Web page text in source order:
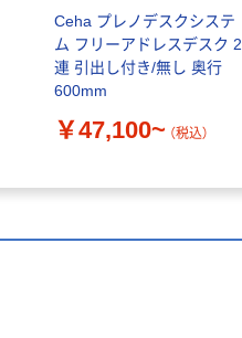
Ceha プレノデスクシステ
ム フリーアドレスデスク 2
連 引出し付き/無し 奥行
600mm
￥47,100~ （税込）